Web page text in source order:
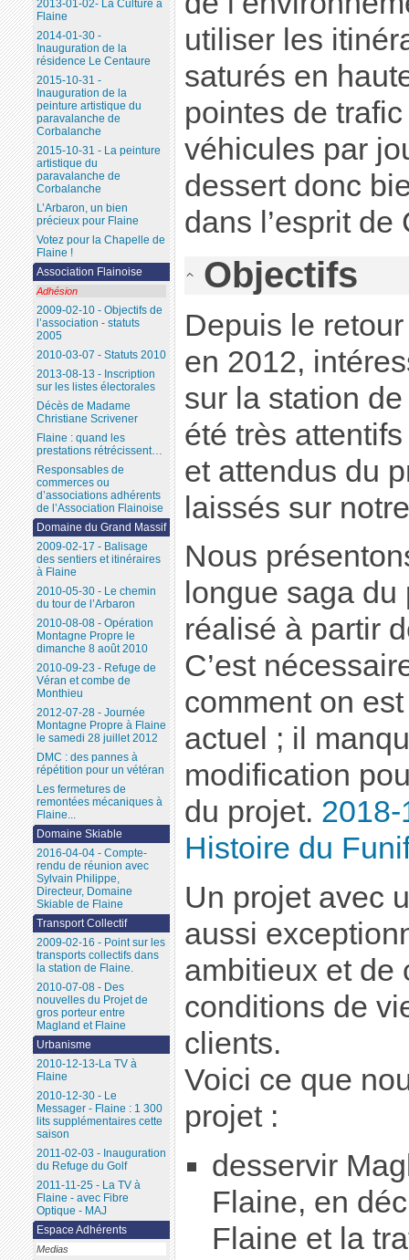
utiliser les
saturés en
pointes de
véhicules par
dessert donc
dans l’esprit
Objectifs
Depuis le
en 2012,
sur la station
été très
et attendus du
laissés sur
Nous
longue saga
réalisé à partir
C’est
comment on
actuel ; il
modification
du projet.
Histoire du
Un projet avec
aussi
ambitieux et de
conditions de
clients.
Voici ce que
projet :
desservir
Flaine, en
Flaine et la
2013-01-02- La Culture à
Flaine
2014-01-30 -
Inauguration de la
résidence Le Centaure
2015-10-31 -
Inauguration de la
peinture artistique du
paravalanche de
Corbalanche
2015-10-31 - La peinture
artistique du
paravalanche de
Corbalanche
L’Arbaron, un bien
précieux pour Flaine
Votez pour la Chapelle de
Flaine !
Association Flainoise
Adhésion
2009-02-10 - Objectifs de
l’association - statuts
2005
2010-03-07 - Statuts 2010
2013-08-13 - Inscription
sur les listes électorales
Décès de Madame
Christiane Scrivener
Flaine : quand les
prestations rétrécissent…
Responsables de
commerces ou
d’associations adhérents
de l’Association Flainoise
Domaine du Grand Massif
2009-02-17 - Balisage
des sentiers et itinéraires
à Flaine
2010-05-30 - Le chemin
du tour de l’Arbaron
2010-08-08 - Opération
Montagne Propre le
dimanche 8 août 2010
2010-09-23 - Refuge de
Véran et combe de
Monthieu
2012-07-28 - Journée
Montagne Propre à Flaine
le samedi 28 juillet 2012
DMC : des pannes à
répétition pour un vétéran
Les fermetures de
remontées mécaniques à
Flaine...
Domaine Skiable
2016-04-04 - Compte-
rendu de réunion avec
Sylvain Philippe,
Directeur, Domaine
Skiable de Flaine
Transport Collectif
2009-02-16 - Point sur les
transports collectifs dans
la station de Flaine.
2010-07-08 - Des
nouvelles du Projet de
gros porteur entre
Magland et Flaine
Urbanisme
2010-12-13-La TV à
Flaine
2010-12-30 - Le
Messager - Flaine : 1 300
lits supplémentaires cette
saison
2011-02-03 - Inauguration
du Refuge du Golf
2011-11-25 - La TV à
Flaine - avec Fibre
Optique - MAJ
Espace Adhérents
Medias